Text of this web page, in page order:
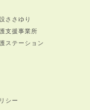
ささゆり
支援事業所
ステーション
シー